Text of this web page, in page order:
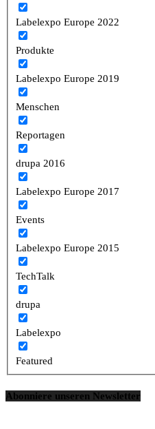
Labelexpo Europe 2022
Produkte
Labelexpo Europe 2019
Menschen
Reportagen
drupa 2016
Labelexpo Europe 2017
Events
Labelexpo Europe 2015
TechTalk
drupa
Labelexpo
Featured
Abonniere unseren Newsletter